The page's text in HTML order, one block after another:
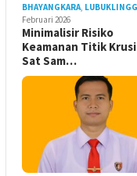
BHAYANGKARA,
Februari 2026
Minimalisir Risiko
Keamanan Titik
Sat Sam…